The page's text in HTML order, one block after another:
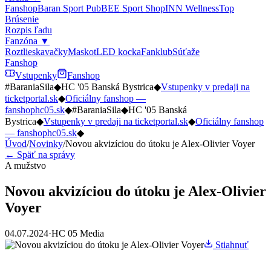
FanshopBaran Sport PubBEE Sport ShopINN WellnessTop
Brúsenie
Rozpis ľadu
Fanzóna ▼
RoztlieskavačkyMaskotLED kockaFanklubSúťaže
Fanshop
Vstupenky
Fanshop
#BaraniaSila◆HC '05 Banská Bystrica◆Vstupenky v predaji na
ticketportal.sk◆Oficiálny fanshop —
fanshophc05.sk◆#BaraniaSila◆HC '05 Banská
Bystrica◆Vstupenky v predaji na ticketportal.sk◆Oficiálny fanshop
— fanshophc05.sk◆
Úvod/Novinky/Novou akvizíciou do útoku je Alex-Olivier Voyer
← Späť na správy
A mužstvo
Novou akvizíciou do útoku je Alex-Olivier
Voyer
04.07.2024·HC 05 Media
Stiahnuť